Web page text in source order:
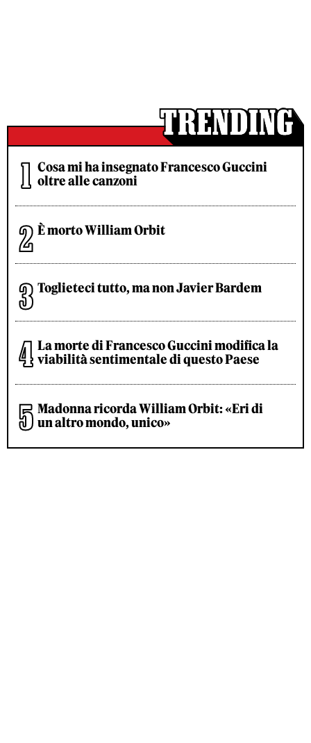
Cosa mi ha insegnato Francesco Guccini
oltre alle canzoni
È morto William Orbit
Toglieteci tutto, ma non Javier Bardem
La morte di Francesco Guccini modifica la
viabilità sentimentale di questo Paese
Madonna ricorda William Orbit: «Eri di
un altro mondo, unico»